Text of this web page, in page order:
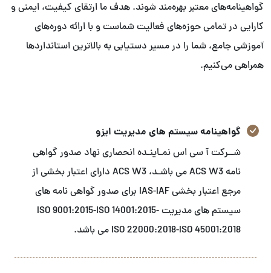
گواهینامه‌های معتبر بهره‌مند شوند. هدف ما ارتقای کیفیت، ایمنی و
کارایی در تمامی حوزه‌های فعالیت شماست و با ارائه دوره‌های
آموزشی جامع، شما را در مسیر دستیابی به بالاترین استانداردها
همراهی می‌کنیم.
گواهینامه سیستم های مدیریت ایزو
شــرکت آ سی اس نمـاینـده انحصاری نهاد صدور گواهی
نامه ACS W3 می باشـد، ACS W3 دارای اعتبار بخشی از
مرجع اعتبار بخشی IAS-IAF برای صدور گواهی نامه های
سیستم های مدیریت ISO 9001:2015-ISO 14001:2015-
ISO 22000:2018-ISO 45001:2018 می باشد.